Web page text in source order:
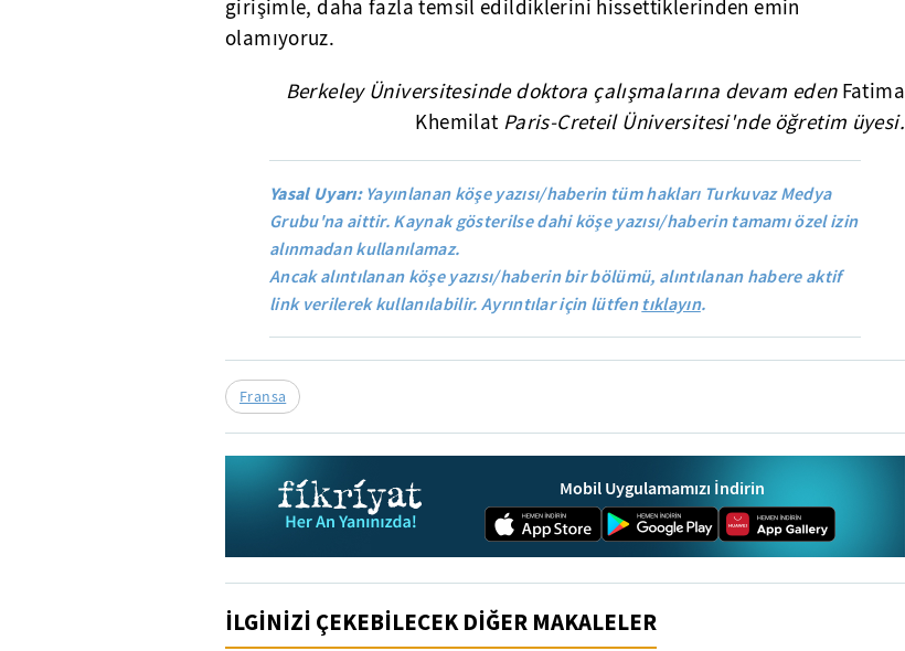
girişimle, daha fazla temsil edildiklerini hissettiklerinden emin
olamıyoruz.
Berkeley Üniversitesinde doktora çalışmalarına devam eden Fatima
Khemilat Paris-Creteil Üniversitesi'nde öğretim üyesi.
Yasal Uyarı:Yayınlanan köşe yazısı/haberin tüm hakları Turkuvaz Medya
Grubu'na aittir. Kaynak gösterilse dahi köşe yazısı/haberin tamamı özel izin
alınmadan kullanılamaz.
Ancak alıntılanan köşe yazısı/haberin bir bölümü, alıntılanan habere aktif
link verilerek kullanılabilir. Ayrıntılar için lütfentıklayın.
Fransa
Mobil Uygulamamızı İndirin
İLGİNİZİ ÇEKEBİLECEK DİĞER MAKALELER